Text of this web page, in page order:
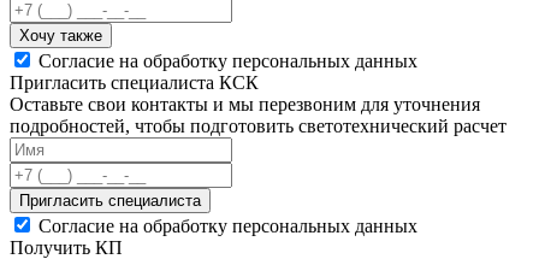
Хочу также
Согласие на обработку персональных данных
Пригласить специалиста КСК
Оставьте свои контакты и мы перезвоним для уточнения
подробностей, чтобы подготовить светотехнический расчет
Пригласить специалиста
Согласие на обработку персональных данных
Получить КП